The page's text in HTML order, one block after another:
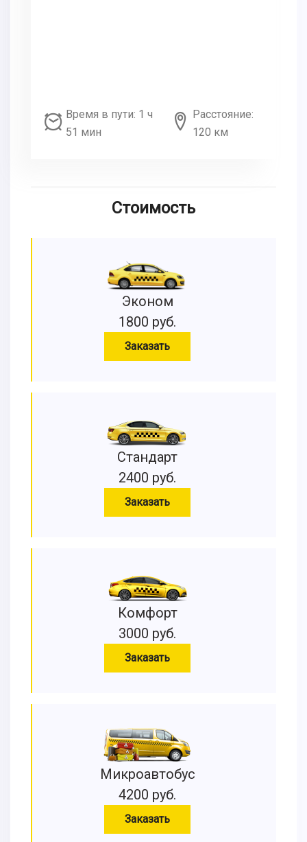
Время в пути: 1 ч
51 мин
Расстояние:
120 км
Стоимость
Эконом
1800 руб.
Заказать
Стандарт
2400 руб.
Заказать
Комфорт
3000 руб.
Заказать
Микроавтобус
4200 руб.
Заказать